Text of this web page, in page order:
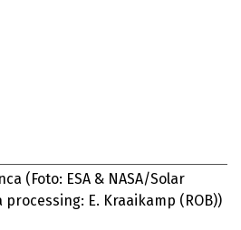
(Foto: ESA & NASA/Solar
E. Kraaikamp (ROB))